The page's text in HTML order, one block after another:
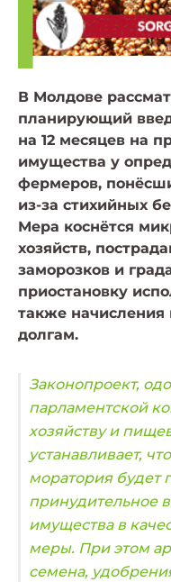
В Молдове
планирующий
на 12 месяцев на
имущества у
фермеров,
из-за стихийных
Мера коснётся
хозяйств,
заморозков и
приостановку
также
долгам.
Законопроект,
парламентской
хозяйству и
устанавливает,
моратория будет
принудительное
имущества в
меры. При этом
семена,